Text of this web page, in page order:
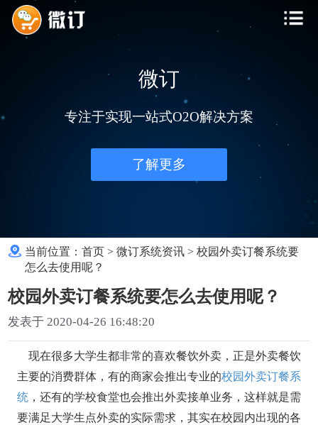
微订
专注于实现一站式O2O解决方案
了解更多
当前位置：首页 >微订系统资讯 >校园外卖订餐系统要
怎么去使用呢？
校园外卖订餐系统要怎么去使用呢？
发表于 2020-04-26 16:48:20
现在很多大学生都非常的喜欢餐饮外卖，正是外卖餐饮
主要的消费群体，有的商家会推出专业的校园外卖订餐系
统，还有的学校食堂也会推出外卖接单业务，这样就是需
要满足大学生点外卖的实际需求，其实在校园内出现的各